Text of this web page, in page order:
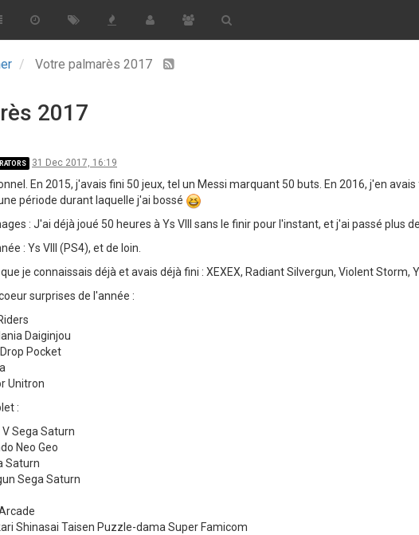
Votre palmarès 2017
2017
31 Dec 2017, 16:19
En 2015, j'avais fini 50 jeux, tel un Messi marquant 50 buts. En 2016, j'en
période durant laquelle j'ai bossé
: J'ai déjà joué 50 heures à Ys VIII sans le finir pour l'instant, et j'ai passé plus
: Ys VIII (PS4), et de loin.
je connaissais déjà et avais déjà fini : XEXEX, Radiant Silvergun, Violent Storm,
surprises de l'année :
Daiginjou
Pocket
Unitron
:
Sega Saturn
Neo Geo
Saturn
Sega Saturn
Shinasai Taisen Puzzle-dama Super Famicom